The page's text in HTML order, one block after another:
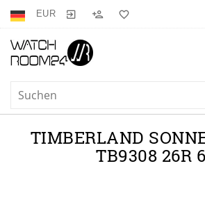
EUR
TIMBERLAND
TB9308 26R